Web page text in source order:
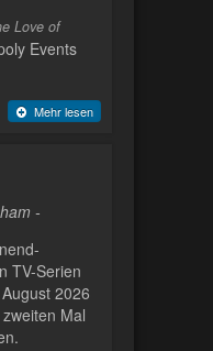
Love of
Events
Mehr lesen
-
TV-Serien
2026
Mal